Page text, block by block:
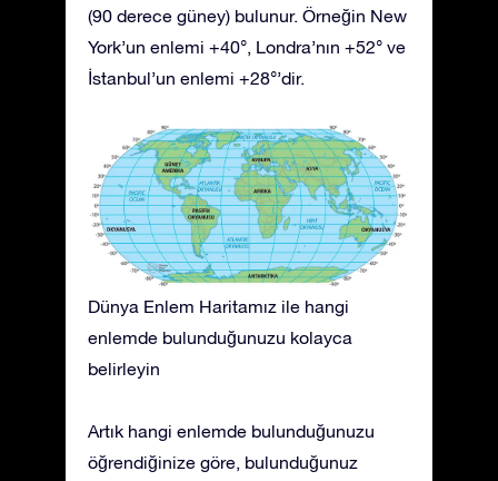
(90 derece güney) bulunur. Örneğin New
York’un enlemi +40°, Londra’nın +52° ve
İstanbul’un enlemi +28°’dir.
Dünya Enlem Haritamız ile hangi
enlemde bulunduğunuzu kolayca
belirleyin
Artık hangi enlemde bulunduğunuzu
öğrendiğinize göre, bulunduğunuz